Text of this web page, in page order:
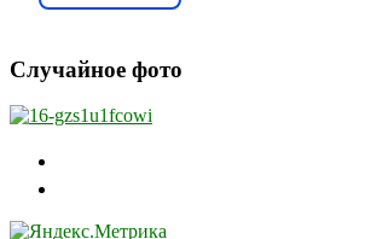
Случайное фото